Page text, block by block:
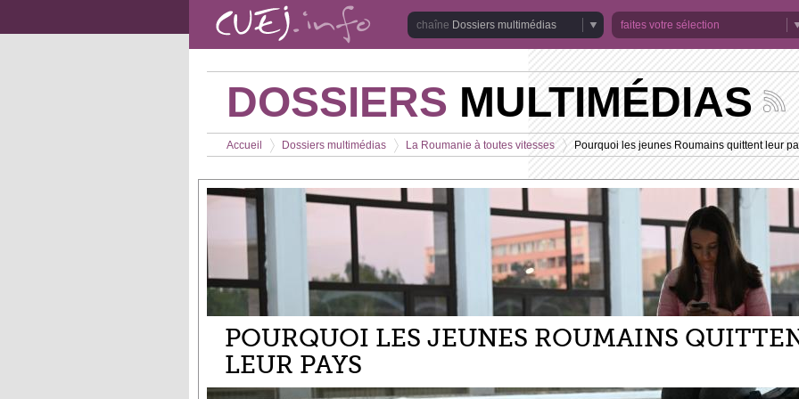
Dossiers multimédias
faites votre sélection
DOSSIERS MULTIMÉDIAS
Suivez
les
de
la
chaîne
Vous êtes ici
Accueil
>
Dossiers multimédias
>
La Roumanie à toutes vitesses
>
Pourquoi les jeunes Roumains quittent leur
POURQUOI LES JEUNES ROUMAINS
LEUR PAYS